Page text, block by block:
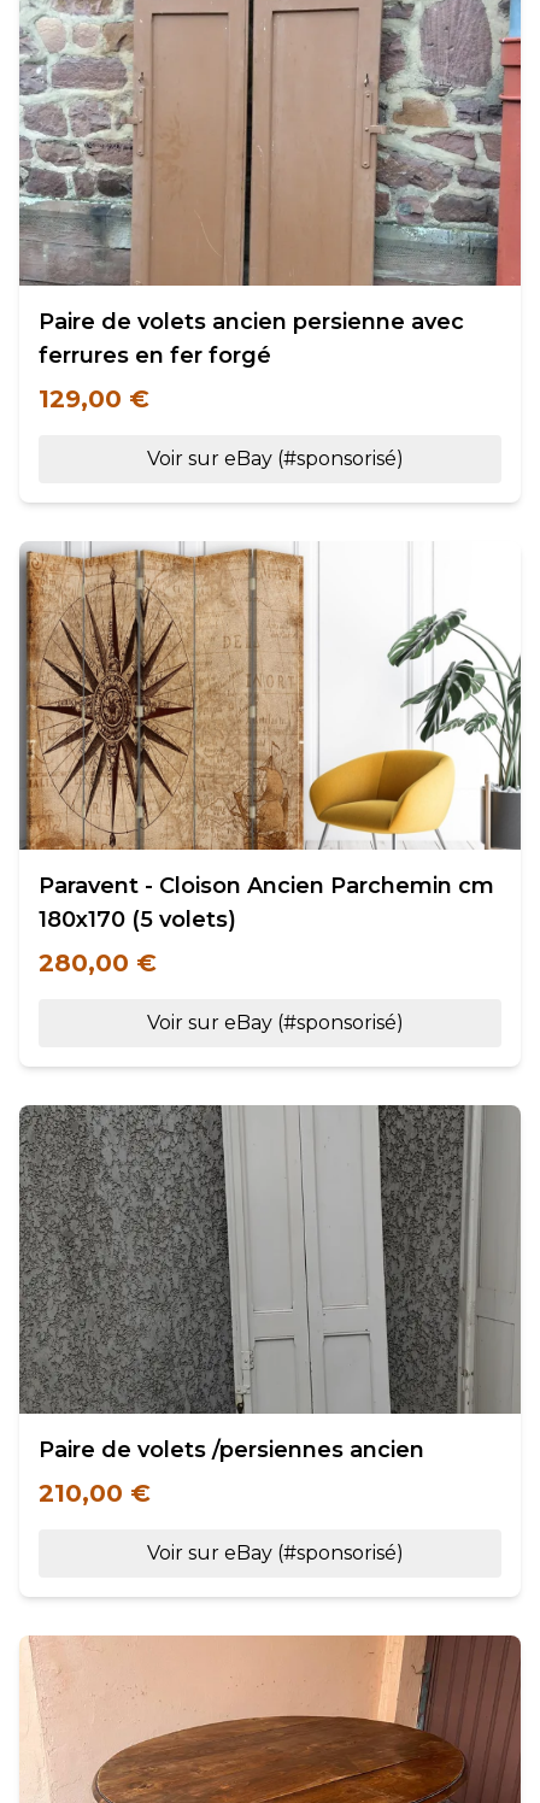
Paire de volets ancien persienne avec
ferrures en fer forgé
129,00 €
Voir sur eBay (#sponsorisé)
Paravent - Cloison Ancien Parchemin cm
180x170 (5 volets)
280,00 €
Voir sur eBay (#sponsorisé)
Paire de volets /persiennes ancien
210,00 €
Voir sur eBay (#sponsorisé)